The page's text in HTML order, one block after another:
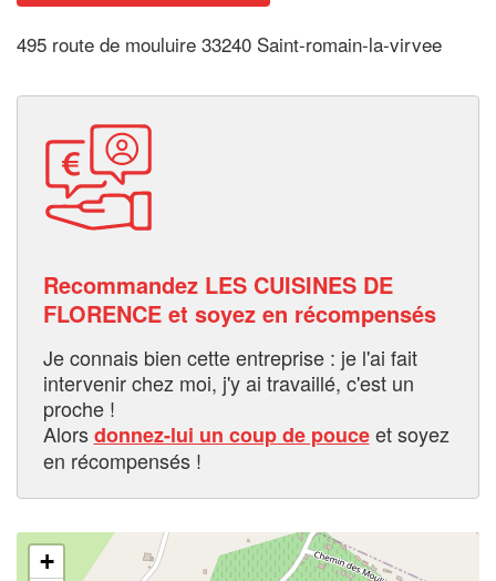
495 route de mouluire 33240 Saint-romain-la-virvee
Recommandez LES CUISINES DE
FLORENCE et soyez en récompensés
Je connais bien cette entreprise : je l'ai fait
intervenir chez moi, j'y ai travaillé, c'est un
proche !
Alorsdonnez-lui un coup de pouceet soyez
en récompensés !
+